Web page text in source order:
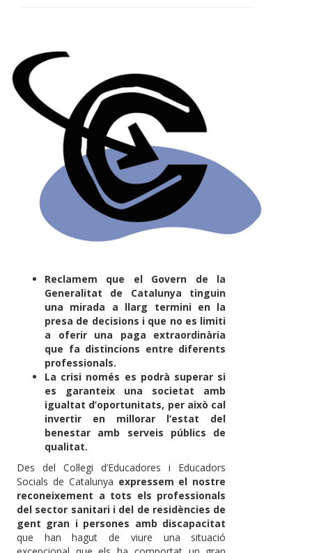
Reclamem que el Govern de la
Generalitat de Catalunya tinguin
una mirada a llarg termini en la
presa de decisions i que no es limiti
a oferir una paga extraordinària
que fa distincions entre diferents
professionals.
La crisi només es podrà superar si
es garanteix una societat amb
igualtat d’oportunitats, per això cal
invertir en millorar l’estat del
benestar amb serveis públics de
qualitat.
Des del Col·legi d’Educadores i Educadors
Socials de Catalunya expressem el nostre
reconeixement a tots els professionals
del sector sanitari i del de residències de
gent gran i persones amb discapacitat
que han hagut de viure una situació